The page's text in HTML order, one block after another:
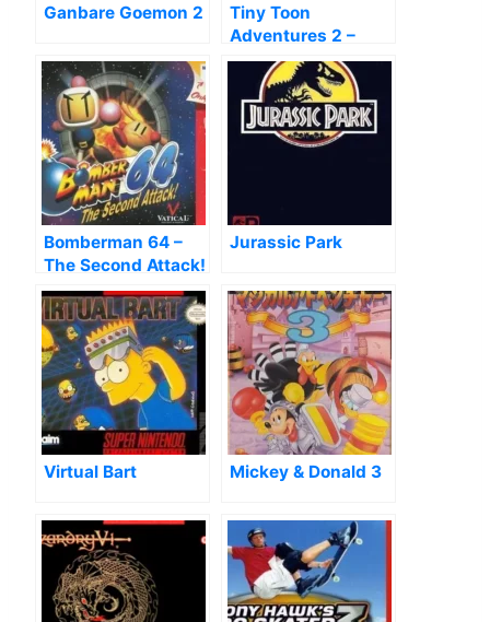
Ganbare Goemon 2
Tiny Toon
Adventures 2 –
Montana’s Movie
Madness
Bomberman 64 –
The Second Attack!
Jurassic Park
Virtual Bart Mickey & Donald 3